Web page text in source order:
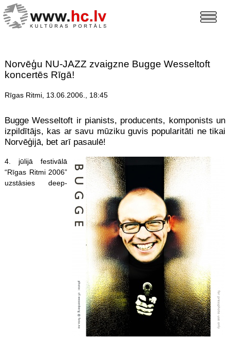
Norvēģu NU-JAZZ zvaigzne Bugge Wesseltoft
koncertēs Rīgā!
Rīgas Ritmi, 13.06.2006., 18:45
Bugge Wesseltoft ir pianists, producents, komponists un
izpildītājs, kas ar savu mūziku guvis popularitāti ne tikai
Norvēģijā, bet arī pasaulē!
4. jūlijā festivālā
“Rīgas Ritmi 2006”
uzstāsies deep-